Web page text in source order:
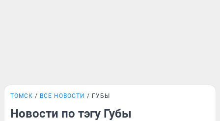
ТОМСК ВСЕ НОВОСТИ ГУБЫ
Новости по тэгу Губы